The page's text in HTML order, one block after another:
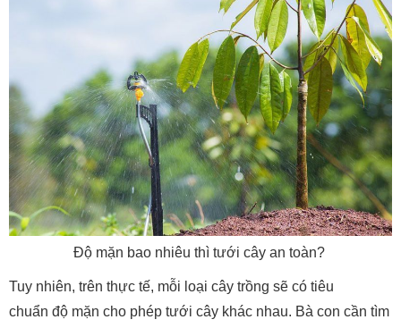
Độ mặn bao nhiêu thì tưới cây an toàn?
Tuy nhiên, trên thực tế, mỗi loại cây trồng sẽ có tiêu
chuẩn độ mặn cho phép tưới cây khác nhau. Bà con cần tìm